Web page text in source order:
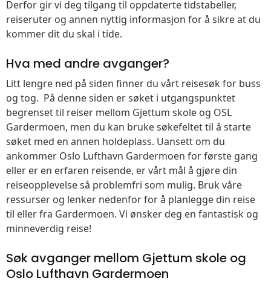
Derfor gir vi deg tilgang til oppdaterte tidstabeller,
reiseruter og annen nyttig informasjon for å sikre at du
kommer dit du skal i tide.
Hva med andre avganger?
Litt lengre ned på siden finner du vårt reisesøk for buss
og tog. På denne siden er søket i utgangspunktet
begrenset til reiser mellom Gjettum skole og OSL
Gardermoen, men du kan bruke søkefeltet til å starte
søket med en annen holdeplass. Uansett om du
ankommer Oslo Lufthavn Gardermoen for første gang
eller er en erfaren reisende, er vårt mål å gjøre din
reiseopplevelse så problemfri som mulig. Bruk våre
ressurser og lenker nedenfor for å planlegge din reise
til eller fra Gardermoen. Vi ønsker deg en fantastisk og
minneverdig reise!
Søk avganger mellom Gjettum skole og
Oslo Lufthavn Gardermoen